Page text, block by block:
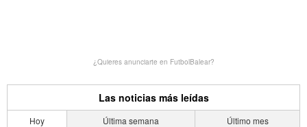
¿Quieres anunciarte en FutbolBalear?
Las noticias más leídas
Hoy Última semana Último mes